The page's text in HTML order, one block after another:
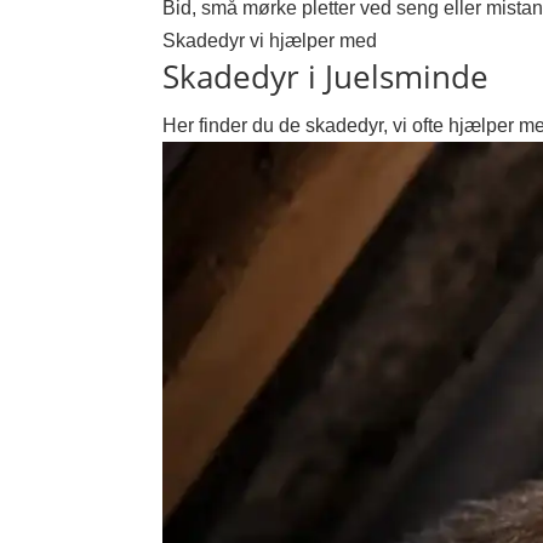
Bid, små mørke pletter ved seng eller
Skadedyr vi hjælper med
Skadedyr i Juelsminde
Her finder du de skadedyr, vi ofte hjælper